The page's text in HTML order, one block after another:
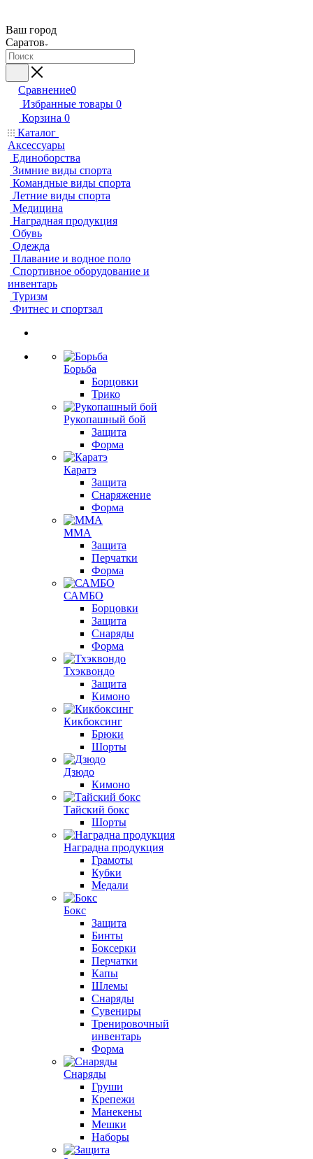
Ваш город
Саратов
Сравнение0
Избранные товары 0
Корзина 0
Каталог
Аксессуары
Единоборства
Зимние виды спорта
Командные виды спорта
Летние виды спорта
Медицина
Наградная продукция
Обувь
Одежда
Плавание и водное поло
Спортивное оборудование и
инвентарь
Туризм
Фитнес и спортзал
Борьба
Борцовки
Трико
Рукопашный бой
Защита
Форма
Каратэ
Защита
Снаряжение
Форма
ММА
Защита
Перчатки
Форма
САМБО
Борцовки
Защита
Снаряды
Форма
Тхэквондо
Защита
Кимоно
Кикбоксинг
Брюки
Шорты
Дзюдо
Кимоно
Тайский бокс
Шорты
Наградна продукция
Грамоты
Кубки
Медали
Бокс
Защита
Бинты
Боксерки
Перчатки
Капы
Шлемы
Снаряды
Сувениры
Тренировочный
инвентарь
Форма
Снаряды
Груши
Крепежи
Манекены
Мешки
Наборы